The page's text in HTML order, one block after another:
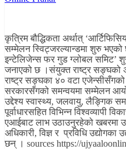
कृत्रिम बौद्धिकता अर्थात्
सम्मेलन स्विट्जरल्यान्डमा शुरु
इन्टेलिजेन्स फर गुड ग्लोबल समिट’
जनाएको छ ।संयुक्त राष्ट्र सङ्घको
राष्ट्र सङ्घका ४० वटा एजेन्सीसँगको
सरकारसँगको समन्वयमा सम्मेलन
उद्देश्य स्वास्थ्य, जलवायु, लैङ्गिक
पूर्वाधारसहित विभिन्न विश्वव्यापी
एआईबाट लाभ उठाउनुरहेको खबरमा
अधिकारी, विज्ञ र प्रविधि
छन् । sources https://